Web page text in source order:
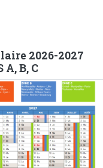
2026-2027
A, B, C